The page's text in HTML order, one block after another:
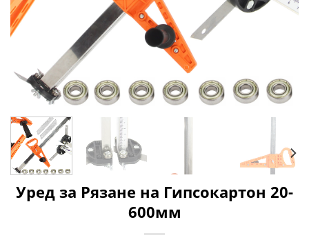
Уред за Рязане на Гипсокартон 20-
600мм